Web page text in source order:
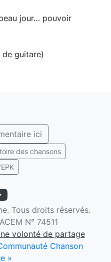
jour… pouvoir
guitare)
ici
des chansons
Tous droits réservés.
N° 74511
volonté de partage
Chanson
»